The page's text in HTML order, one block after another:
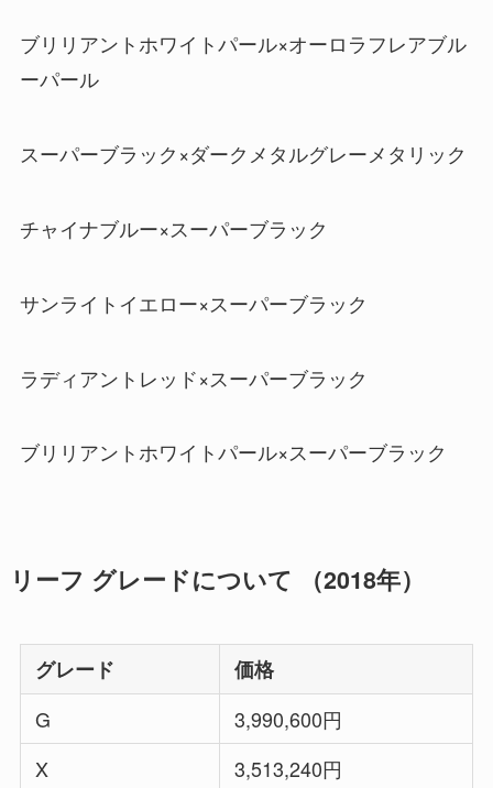
ブリリアントホワイトパール×オーロラフレアブル
ーパール
スーパーブラック×ダークメタルグレーメタリック
チャイナブルー×スーパーブラック
サンライトイエロー×スーパーブラック
ラディアントレッド×スーパーブラック
ブリリアントホワイトパール×スーパーブラック
リーフ グレードについて （2018年）
グレード
価格
G
3,990,600円
X
3,513,240円